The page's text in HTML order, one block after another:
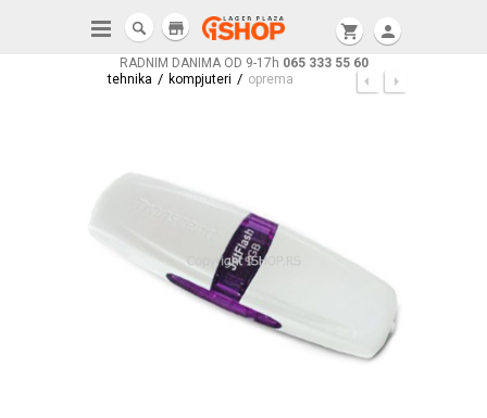
RADNIM DANIMA OD 9-17h 065 333 55 60
shopping_cart person
store
tehnika / kompjuteri / oprema